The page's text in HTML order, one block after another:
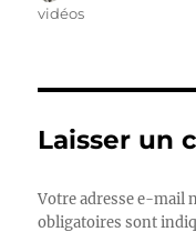
vidéos
Laisser un
Votre adresse e-mail
obligatoires sont